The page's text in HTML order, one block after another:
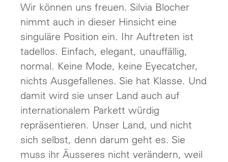
Wir können uns freuen. Silvia Blocher
nimmt auch in dieser Hinsicht eine
singuläre Position ein. Ihr Auftreten ist
tadellos. Einfach, elegant, unauffällig,
normal. Keine Mode, keine Eyecatcher,
nichts Ausgefallenes. Sie hat Klasse. Und
damit wird sie unser Land auch auf
internationalem Parkett würdig
repräsentieren. Unser Land, und nicht
sich selbst, denn darum geht es. Sie
muss ihr Äusseres nicht verändern, weil